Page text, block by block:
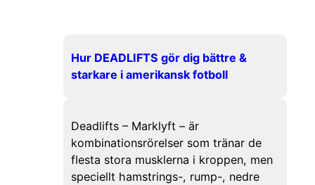
Hur DEADLIFTS gör dig bättre &
starkare i amerikansk fotboll
Deadlifts – Marklyft – är
kombinationsrörelser som tränar de
flesta stora musklerna i kroppen, men
speciellt hamstrings-, rump-, nedre